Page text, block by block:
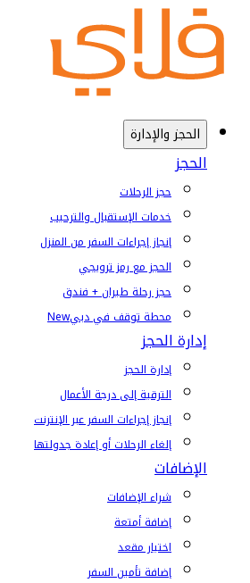
الحجز والإدارة
الحجز
حجز الرحلات
خدمات الإستقبال والترحيب
إنجاز إجراءات السفر من المنزل
الحجز مع رمز ترويجي
حجز رحلة طيران + فندق
محطة توقف في دبيNew
إدارة الحجز
إدارة الحجز
الترقية إلى درجة الأعمال
إنجاز إجراءات السفر عبر الإنترنت
إلغاء الرحلات أو إعادة جدولتها
الإضافات
شراء الإضافات
إضافة أمتعة
اختيار مقعد
إضافة تأمين السفر